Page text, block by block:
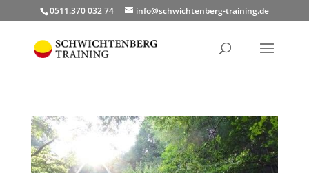
0511.370 032 74 info@schwichtenberg-training.de